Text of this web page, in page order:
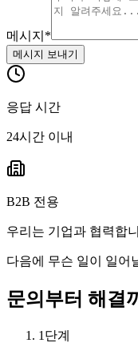
메시지 *
메시지 보내기
응답 시간
24시간 이내
B2B 전용
우리는 기업과 협력합
다음에 무슨 일이 일어
문의부터 해결
1단계